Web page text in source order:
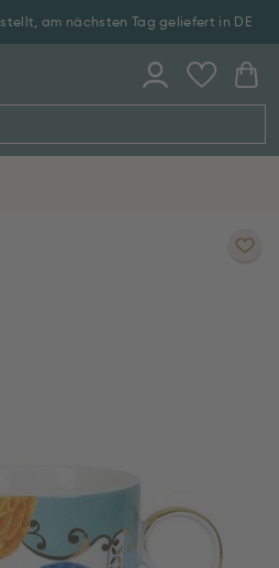
am nächsten Tag geliefert in DE